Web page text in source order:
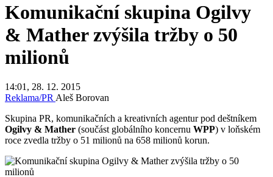
Komunikační skupina Ogilvy
& Mather zvýšila tržby o 50
milionů
14:01, 28. 12. 2015
Reklama/PRAleš Borovan
Skupina PR, komunikačních a kreativních agentur pod deštníkem
Ogilvy & Mather (součást globálního koncernu WPP) v loňském
roce zvedla tržby o 51 milionů na 658 milionů korun.